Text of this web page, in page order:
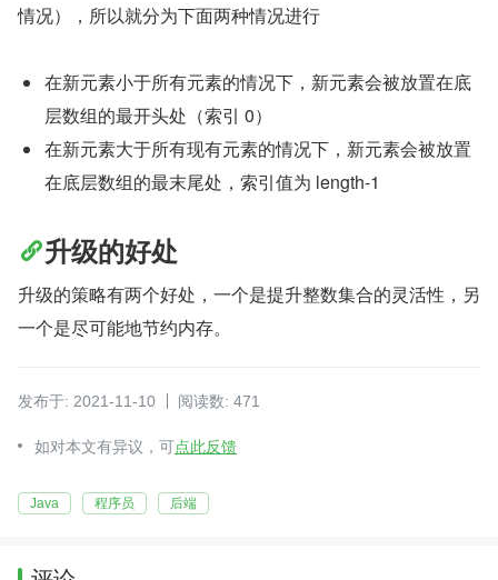
情况），所以就分为下面两种情况进行
在新元素小于所有元素的情况下，新元素会被放置在底
层数组的最开头处（索引 0）
在新元素大于所有现有元素的情况下，新元素会被放置
在底层数组的最末尾处，索引值为 length-1
升级的好处
升级的策略有两个好处，一个是提升整数集合的灵活性，另
一个是尽可能地节约内存。
发布于: 2021-11-10 阅读数: 471
如对本文有异议，可点此反馈
Java 程序员 后端